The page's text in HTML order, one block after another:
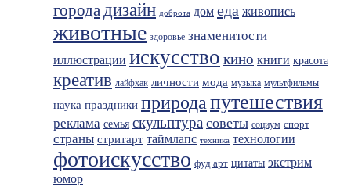
городадизайн доброта дом еда живопись
животные здоровье знаменитости
иллюстрации искусство кино книги красота
креатив лайфхак личности мода музыка мультфильмы
наука праздники природапутешествия
реклама семья скульптура советы социум спорт
страны стритарт таймлапс техника технологии
фотоискусство фуд арт цитаты экстрим
юмор